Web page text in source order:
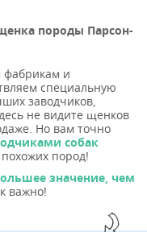
породы Парсон-
фабрикам и
специальную
заводчиков,
не видите щенков
Но вам точно
собак
пород!
значение, чем
важно!